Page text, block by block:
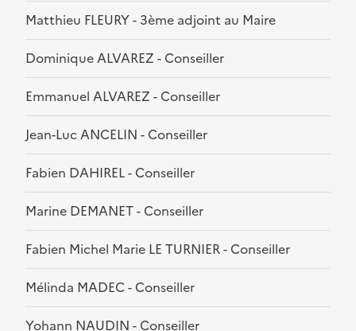
Matthieu FLEURY - 3ème adjoint au Maire
Dominique ALVAREZ - Conseiller
Emmanuel ALVAREZ - Conseiller
Jean-Luc ANCELIN - Conseiller
Fabien DAHIREL - Conseiller
Marine DEMANET - Conseiller
Fabien Michel Marie LE TURNIER - Conseiller
Mélinda MADEC - Conseiller
Yohann NAUDIN - Conseiller